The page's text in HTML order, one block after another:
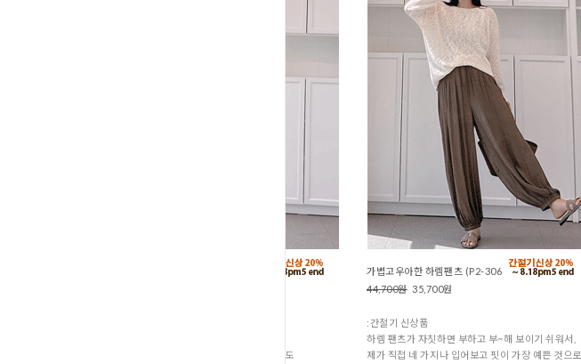
그렇다고 묵직한 가을 니트처럼 텁텁하지도
가볍고우아한 하렘팬츠 (P2-306
44,700원35,700원
:간절기 신상품
하렘 팬츠가 자칫하면 부하고 부~해 보이기 쉬워서,
제가 직접 네 가지나 입어보고 핏이 가장 예쁜 것으로